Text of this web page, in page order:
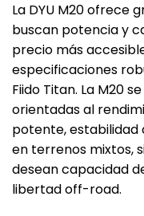
La DYU M20 ofrece
buscan potencia y
precio más
especificaciones
Fiido Titan. La M20
orientadas al
potente, estabilidad
en terrenos mixtos,
desean capacidad
libertad off-road.